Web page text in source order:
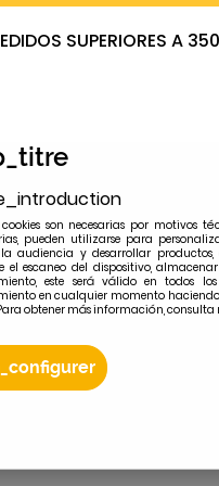
SUPERIORES A
son necesarias por motivos
pueden utilizarse para
audiencia y desarrollar
el escaneo del dispositivo,
este será válido en todos
en cualquier momento
obtener más información, consulta